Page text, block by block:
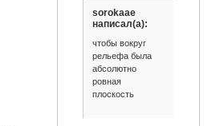
sorokaae
написал(а):
чтобы вокруг
рельефа была
абсолютно
ровная
плоскость